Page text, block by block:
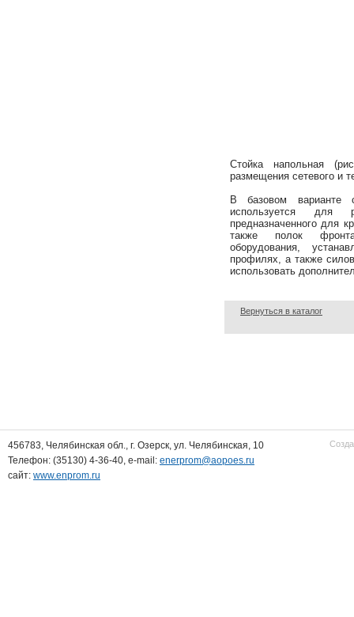
Стойка напольная
размещения сетевого и
В базовом варианте
используется для
предназначенного для
также полок
оборудования,
профилях, а также
использовать
Вернуться в каталог
456783, Челябинская обл., г. Озерск, ул. Челябинская, 10
Телефон: (35130) 4-36-40, e-mail: enerprom@aopoes.ru
сайт: www.enprom.ru